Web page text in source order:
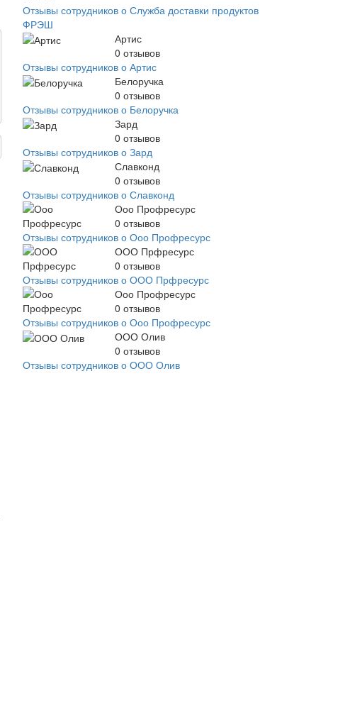
Отзывы сотрудников о Служба доставки продуктов
ФРЭШ
Артис
0 отзывов
Отзывы сотрудников о Артис
Белоручка
0 отзывов
Отзывы сотрудников о Белоручка
Зард
0 отзывов
Отзывы сотрудников о Зард
Славконд
0 отзывов
Отзывы сотрудников о Славконд
Ооо Профресурс
0 отзывов
Отзывы сотрудников о Ооо Профресурс
ООО Прфресурс
0 отзывов
Отзывы сотрудников о ООО Прфресурс
Ооо Профресурс
0 отзывов
Отзывы сотрудников о Ооо Профресурс
ООО Олив
0 отзывов
Отзывы сотрудников о ООО Олив